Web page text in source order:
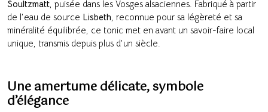
Soultzmatt , puisée dans les Vosges alsaciennes. Fabriqué à partir
de l’eau de source Lisbeth , reconnue pour sa légèreté et sa
minéralité équilibrée, ce tonic met en avant un savoir-faire local
unique, transmis depuis plus d’un siècle.
Une amertume délicate, symbole
d’élégance